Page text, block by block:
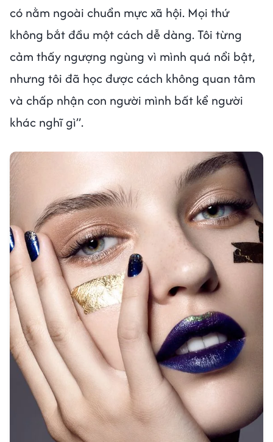
có nằm ngoài chuẩn mực xã hội. Mọi thứ
không bắt đầu một cách dễ dàng. Tôi từng
cảm thấy ngượng ngùng vì mình quá nổi bật,
nhưng tôi đã học được cách không quan tâm
và chấp nhận con người mình bất kể người
khác nghĩ gì”.